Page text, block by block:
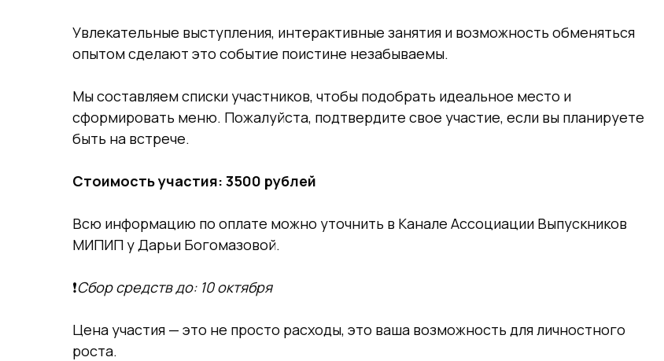
Увлекательные выступления, интерактивные занятия и возможность обменяться
опытом сделают это событие поистине незабываемы.
Мы составляем списки участников, чтобы подобрать идеальное место и
сформировать меню. Пожалуйста, подтвердите свое участие, если вы планируете
быть на встрече.
Стоимость участия: 3500 рублей
Всю информацию по оплате можно уточнить в Канале Ассоциации Выпускников
МИПИП у Дарьи Богомазовой.
❗️Сбор средств до: 10 октября
Цена участия — это не просто расходы, это ваша возможность для личностного
роста.